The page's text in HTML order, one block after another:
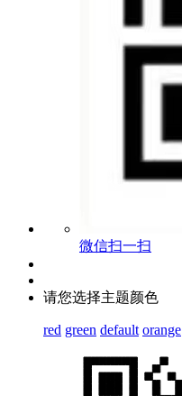
微信扫一扫
请您选择主题颜色
red green default orange